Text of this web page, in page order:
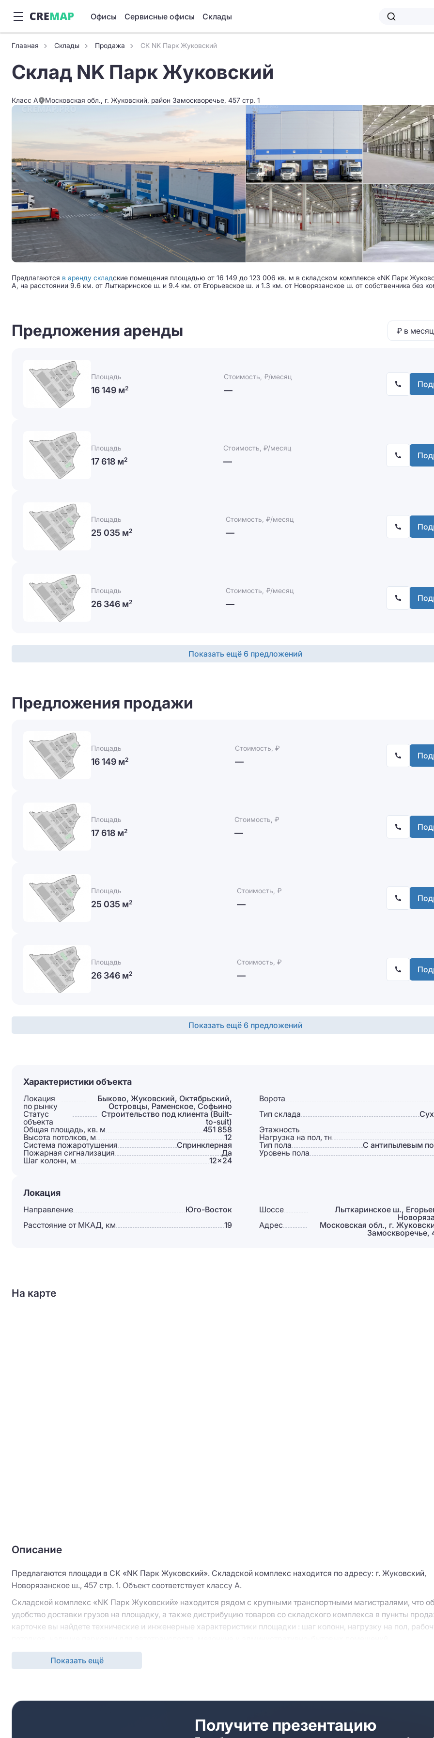
Офисы Сервисные офисы Склады
Главная Склады Продажа СК NK Парк Жуковский
Склад NK Парк Жуковский
Класс A Московская обл., г. Жуковский, район Замоскворечье, 457 стр. 1
Предлагаются в аренду складские помещения площадью от 16 149 до 123 006 кв. м в складском комплексе «NK Парк
A, на расстоянии 9.6 км. от Лыткаринское ш. и 9.4 км. от Егорьевское ш. и 1.3 км. от Новорязанское ш. от собственника без
Предложения аренды ₽ в месяц
Площадь
16 149 м2
Стоимость, ₽/месяц
—
Площадь
17 618 м2
Стоимость, ₽/месяц
—
Площадь
25 035 м2
Стоимость, ₽/месяц
—
Площадь
26 346 м2
Стоимость, ₽/месяц
—
Показать ещё 6 предложений
Предложения продажи
Площадь
16 149 м2
Стоимость, ₽
—
Площадь
17 618 м2
Стоимость, ₽
—
Площадь
25 035 м2
Стоимость, ₽
—
Площадь
26 346 м2
Стоимость, ₽
—
Показать ещё 6 предложений
Характеристики объекта
Локация
по рынку
Быково, Жуковский, Октябрьский,
Островцы, Раменское, Софьино
Ворота
Статус
объекта
Строительство под клиента (Built-
to-suit)
Тип склада
Общая площадь, кв. м
451 858 Этажность
Высота потолков, м
12 Нагрузка на пол, тн
Система пожаротушения
Спринклерная Тип пола
С антипылевым
Пожарная сигнализация
Да Уровень пола
Шаг колонн, м
12×24
Локация
Направление Юго-Восток Шоссе
Лыткаринское ш.,
Расстояние от МКАД, км
19 Адрес
Московская обл., г.
Замоскворечье,
На карте
Описание
Предлагаются площади в СК «NK Парк Жуковский». Складской комплекс находится по адресу: г. Жуковский,
Новорязанское ш., 457 стр. 1. Объект соответствует классу A.
Складской комплекс «NK Парк Жуковский» находится рядом с крупными транспортными магистралями, что
удобство доставки грузов на площадку, а также дистрибуцию товаров со складского комплекса в пункты
карточке вы найдете технические и инженерные характеристики площадки : шаг колонн, нагрузку на пол,
Обратиться за дополнительной информацией вы можете к нашим специалистам. Они расскажут о площадке
предложат альтернативу, если складской комплекс «
Показать ещё
Получите презентацию